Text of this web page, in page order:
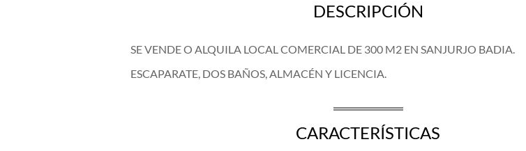
DESCRIPCIÓN
SE VENDE O ALQUILA LOCAL COMERCIAL DE 300 M2 EN SANJURJO BADIA.
ESCAPARATE, DOS BAÑOS, ALMACÉN Y LICENCIA.
CARACTERÍSTICAS